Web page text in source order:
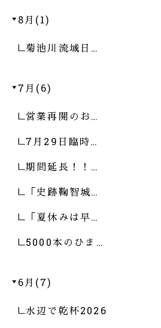
8月(1)
菊池川流域日…
7月(6)
営業再開のお…
7月29日臨時…
期間延長！！…
「史跡鞠智城…
「夏休みは早…
5000本のひま…
6月(7)
水辺で乾杯2026